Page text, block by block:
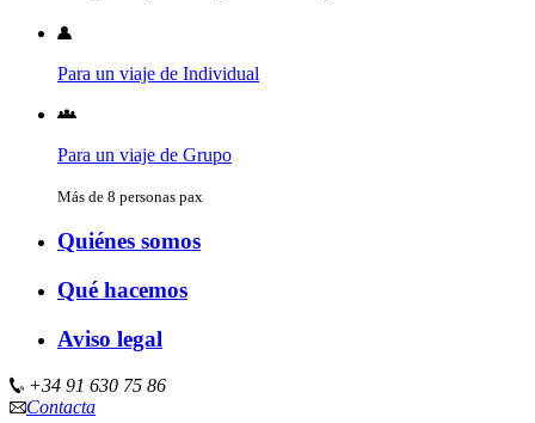
Para un viaje de Individual
Para un viaje de Grupo
Más de 8 personas pax
Quiénes somos
Qué hacemos
Aviso legal
+34 91 630 75 86
Contacta